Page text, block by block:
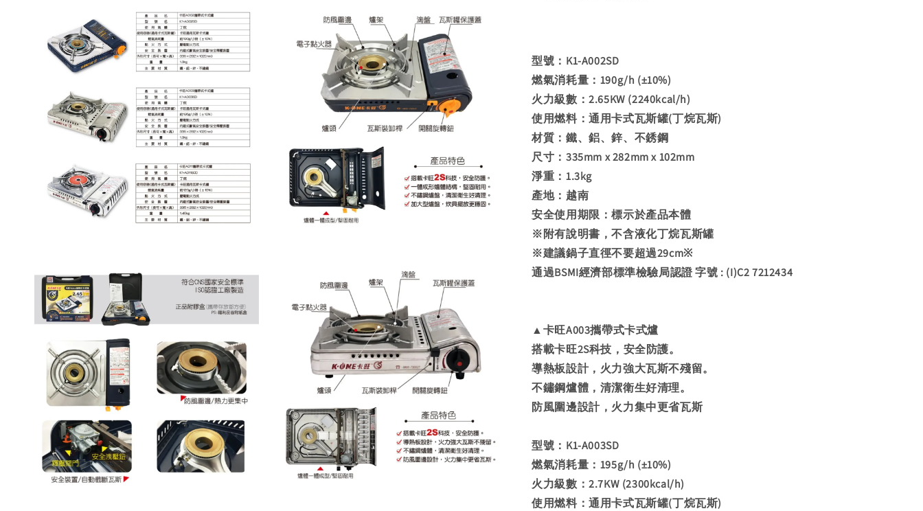
型號：K1-A002SD
燃氣消耗量：190g/h (±10%)
火力級數：2.65KW (2240kcal/h)
使用燃料：通用卡式瓦斯罐(丁烷瓦斯)
材質：鐵、鋁、鋅、不銹鋼
尺寸：335mm x 282mm x 102mm
淨重：1.3kg
產地：越南
安全使用期限：標示於產品本體
※附有說明書，不含液化丁烷瓦斯罐
※建議鍋子直徑不要超過29cm※
通過BSMI經濟部標準檢驗局認證 字號 : (I)C2 7212434
▲卡旺A003攜帶式卡式爐
搭載卡旺2S科技，安全防護。
導熱板設計，火力強大瓦斯不殘留。
不鏽鋼爐體，清潔衛生好清理。
防風圍邊設計，火力集中更省瓦斯
型號：K1-A003SD
燃氣消耗量：195g/h (±10%)
火力級數：2.7KW (2300kcal/h)
使用燃料：通用卡式瓦斯罐(丁烷瓦斯)